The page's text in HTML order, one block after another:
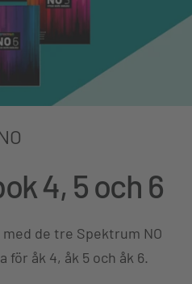
4, 5 och 6
de tre Spektrum NO
för åk 4, åk 5 och åk 6.